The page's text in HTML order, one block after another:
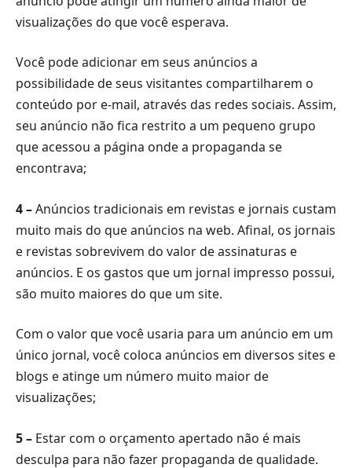
visualizações do que você esperava.
Você pode adicionar em seus anúncios a
possibilidade de seus visitantes compartilharem o
conteúdo por e-mail, através das redes sociais. Assim,
seu anúncio não fica restrito a um pequeno grupo
que acessou a página onde a propaganda se
encontrava;
4 –Anúncios tradicionais em revistas e jornais custam
muito mais do que anúncios na web. Afinal, os jornais
e revistas sobrevivem do valor de assinaturas e
anúncios. E os gastos que um jornal impresso possui,
são muito maiores do que um site.
Com o valor que você usaria para um anúncio em um
único jornal, você coloca anúncios em diversos sites e
blogs e atinge um número muito maior de
visualizações;
5 – Estar com o orçamento apertado não é mais
desculpa para não fazer propaganda de qualidade.